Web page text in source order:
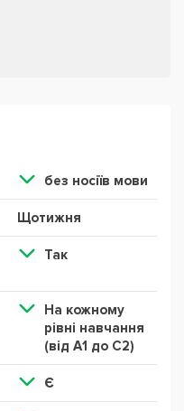
без ноcіїв мови
Щотижня
Так
На кожному
рівні навчання
(від А1 до С2)
Є